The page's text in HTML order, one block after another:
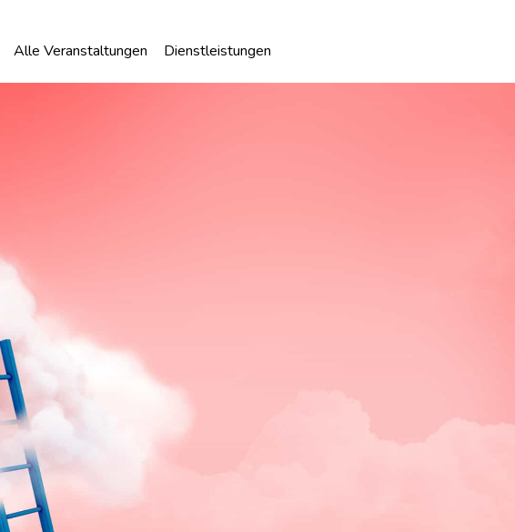
Alle Veranstaltungen Dienstleistungen